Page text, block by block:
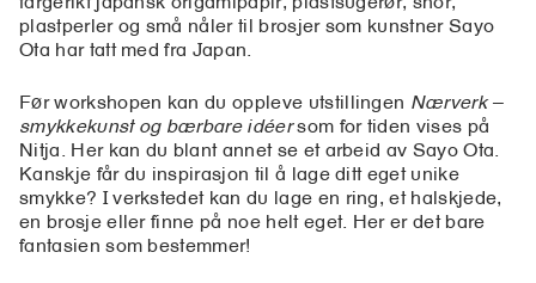
plastperler og små nåler til brosjer som kunstner Sayo
Ota har tatt med fra Japan.
Før workshopen kan du oppleve utstillingen Nærverk –
smykkekunst og bærbare idéersom for tiden vises på
Nitja. Her kan du blant annet se et arbeid av Sayo Ota.
Kanskje får du inspirasjon til å lage ditt eget unike
smykke? I verkstedet kan du lage en ring, et halskjede,
en brosje eller finne på noe helt eget. Her er det bare
fantasien som bestemmer!